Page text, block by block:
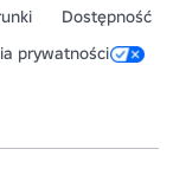
Dostępność
prywatności